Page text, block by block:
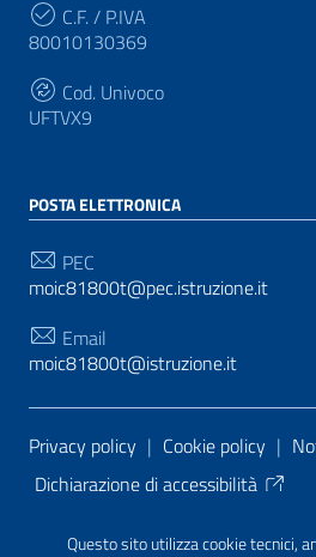
Questo sito utilizza cookie tecnici,
C.F. / P.IVA
80010130369
Cod. Univoco
UFTVX9
POSTA ELETTRONICA
PEC
moic81800t@pec.istruzione.it
Email
moic81800t@istruzione.it
Sezione Link Utili
Privacy policy | Cookie policy |
Dichiarazione di accessibilità